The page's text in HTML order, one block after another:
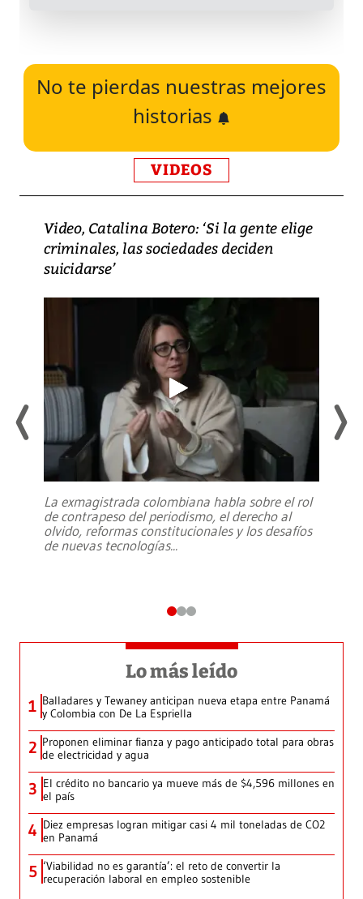
No te pierdas nuestras mejores
historias
VIDEOS
Video, Catalina Botero: ‘Si la gente elige
criminales, las sociedades deciden
suicidarse’
La exmagistrada colombiana habla sobre el rol
de contrapeso del periodismo, el derecho al
olvido, reformas constitucionales y los desafíos
de nuevas tecnologías...
Lo más leído
1 Balladares y Tewaney anticipan nueva etapa entre Panamá
y Colombia con De La Espriella
2 Proponen eliminar fianza y pago anticipado total para obras
de electricidad y agua
3 El crédito no bancario ya mueve más de $4,596 millones en
el país
4 Diez empresas logran mitigar casi 4 mil toneladas de CO2
en Panamá
5 ‘Viabilidad no es garantía’: el reto de convertir la
recuperación laboral en empleo sostenible